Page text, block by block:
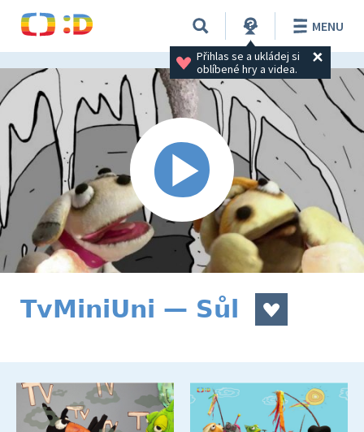
Přihlas se a ukládej si
oblíbené hry a videa.
MENU
TvMiniUni — Sůl